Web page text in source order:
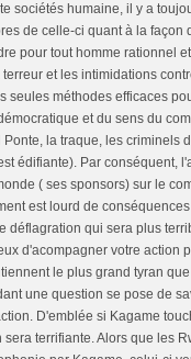
sociétés humaine, il y a
de celle-ci quant à la façon
pour tout homme rationnel
et les intimidations
seules méthodes efficaces
et du sens du
la traque, les criminels
édifiante). Par conséquent,
( ses sponsors) sur le
est lourd de
déflagration qui sera plus
d'acompagner votre action
le plus grand tyran
une question se pose de
D'emblée si Kagame
terrifiante. Alors que les